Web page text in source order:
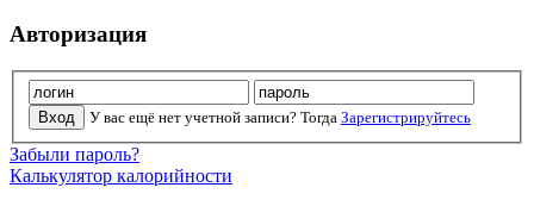
Авторизация
У вас ещё нет учетной записи? Тогда Зарегистрируйтесь
Забыли пароль?
Калькулятор калорийности